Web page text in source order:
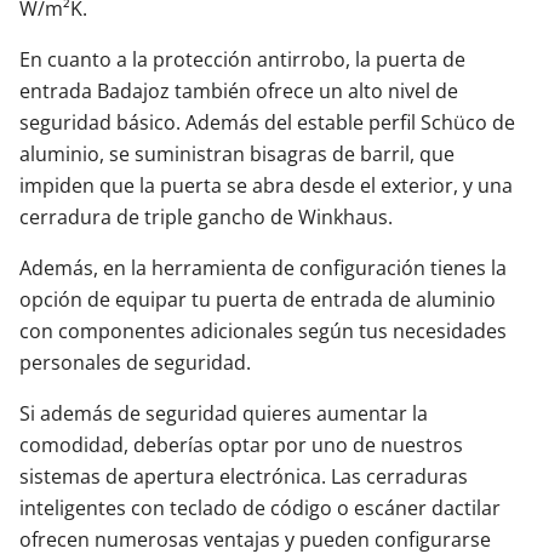
W/m²K.
En cuanto a la protección antirrobo, la puerta de
entrada Badajoz también ofrece un alto nivel de
seguridad básico. Además del estable perfil Schüco de
aluminio, se suministran bisagras de barril, que
impiden que la puerta se abra desde el exterior, y una
cerradura de triple gancho de Winkhaus.
Además, en la herramienta de configuración tienes la
opción de equipar tu puerta de entrada de aluminio
con componentes adicionales según tus necesidades
personales de seguridad.
Si además de seguridad quieres aumentar la
comodidad, deberías optar por uno de nuestros
sistemas de apertura electrónica. Las cerraduras
inteligentes con teclado de código o escáner dactilar
ofrecen numerosas ventajas y pueden configurarse